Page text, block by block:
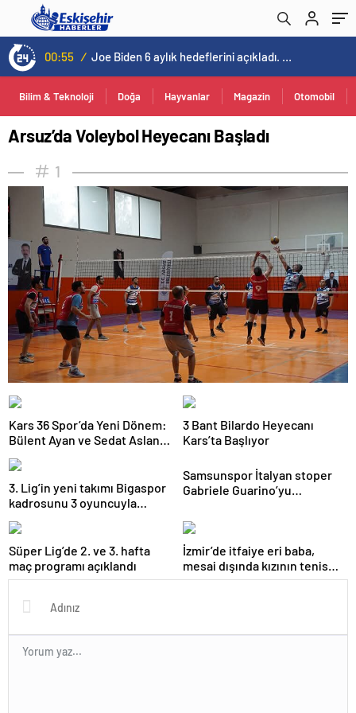
00:55 / Joe Biden 6 aylık hedeflerini açıkladı. Senato buz gibi…
Bilim & Teknoloji Doğa Hayvanlar Magazin Otomobil
Arsuz’da Voleybol Heyecanı Başladı
1
Kars 36 Spor’da Yeni Dönem:
Bülent Ayan ve Sedat Aslan
Göreve Başladı
3 Bant Bilardo Heyecanı
Kars’ta Başlıyor
3. Lig’in yeni takımı Bigaspor
kadrosunu 3 oyuncuyla
güçlendirdi
Samsunspor İtalyan stoper
Gabriele Guarino’yu
Süper Lig’de 2. ve 3. hafta
maç programı açıklandı
İzmir’de itfaiye eri baba,
mesai dışında kızının tenis
antrenörlüğünü yapıyor